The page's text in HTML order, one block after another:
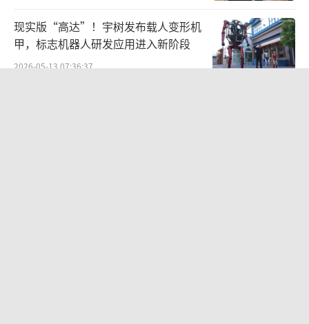
直播业务收入同比下降13.5%，已经连续
多个季度承压。
现实版“高达”！宇树发布载人变形机
甲，标志机器人研发应用进入新阶段
2026-05-13 07:36:37